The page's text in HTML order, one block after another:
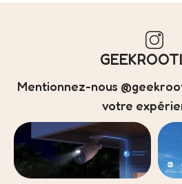
Mentionnez-nous
votre